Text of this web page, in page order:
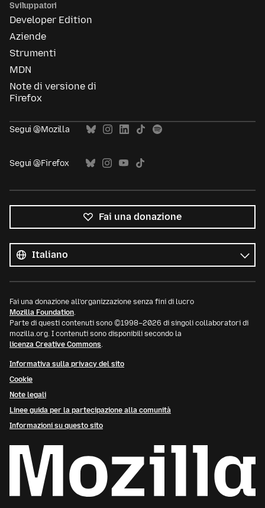
Sviluppatori
Developer Edition
Aziende
Strumenti
MDN
Note di versione di
Firefox
Segui @Mozilla
Segui @Firefox
Fai una donazione
le
lingue
Lingua
Fai una donazione all’organizzazione senza fini di lucro
Mozilla Foundation.
Parte di questi contenuti sono ©1998–2026 di singoli collaboratori di
mozilla.org. I contenuti sono disponibili secondo la
licenza Creative Commons.
Informativa sulla privacy del sito
Cookie
Note legali
Linee guida per la partecipazione alla comunità
Informazioni su questo sito